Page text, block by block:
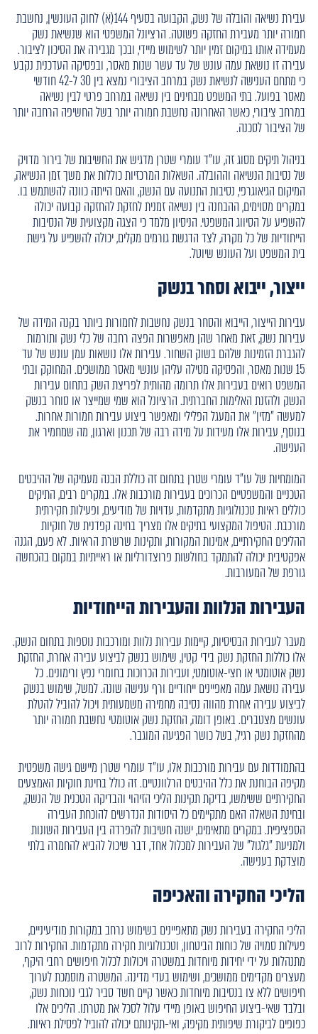
עבירת נשיאה והובלה של נשק, הקבועה בסעיף 144(א) לחוק העונשין, נחשבת
חמורה יותר מעבירת החזקה פשוטה. הרציונל המשפטי הוא שנשיאת נשק
מעמידה אותו במיקום זמין יותר לשימוש מיידי, ובכך מגבירה את הסיכון לציבור.
עבירה זו נושאת עמה עונש של עד עשר שנות מאסר, ובפסיקה העדכנית נקבע
כי מתחם הענישה לנשיאת נשק במרחב הציבורי נמצא בין 30 ל-42 חודשי
מאסר בפועל. בתי המשפט מבחינים בין נשיאה במרחב פרטי לבין נשיאה
במרחב ציבורי, כאשר האחרונה נחשבת חמורה יותר בשל החשיפה הרחבה יותר
של הציבור לסכנה.
בניהול תיקים מסוג זה, עו"ד עומרי שטרן מדגיש את החשיבות של בירור מדויק
של נסיבות הנשיאה וההובלה. השאלות המרכזיות כוללות את משך זמן הנשיאה,
המיקום הגיאוגרפי, נסיבות התנועה עם הנשק, והאם הייתה כוונה להשתמש בו.
במקרים מסוימים, ההבחנה בין נשיאה זמנית לחזקת להחזקה קבועה יכולה
להשפיע על הסיווג המשפטי. הניסיון מלמד כי הצגה מקצועית של הנסיבות
הייחודיות של כל מקרה, לצד הדגשת גורמים מקלים, יכולה להשפיע על גישת
בית המשפט ועל העונש שיוטל.
ייצור, ייבוא וסחר בנשק
עבירות הייצור, הייבוא והסחר בנשק נחשבות לחמורות ביותר בקנה המידה של
עבירות נשק, זאת מאחר שהן מאפשרות הפצה רחבה של כלי נשק ותורמות
להגברת הזמינות שלהם בשוק השחור. עבירות אלו נושאות עמן עונש של עד
15 שנות מאסר, והפסיקה מטילה עליהן עונשי מאסר ממושכים. המחוקק ובתי
המשפט רואים בעבירות אלו תרומה מהותית לפריצת השק בתחום עבירות
הנשק ולהזנת האלימות החברתית. הרציונל הוא שמי שמייצר או סוחר בנשק
למעשה "מזין" את המעגל הפלילי ומאפשר ביצוע עבירות חמורות אחרות.
בנוסף, עבירות אלו מעידות על מידה רבה של תכנון וארגון, מה שמחמיר את
הענישה.
המומחיות של עו"ד עומרי שטרן בתחום זה כוללת הבנה מעמיקה של ההיבטים
הטכניים והמשפטיים הכרוכים בעבירות מורכבות אלו. במקרים רבים, התיקים
כוללים ראיות טכנולוגיות מתקדמות, עדויות של מודיעים, ופעילות חקירתית
מורכבת. הטיפול המקצועי בתיקים אלו מצריך בחינה קפדנית של חוקיות
ההליכים החקירתיים, אמינות המקורות, ותקינות שרשרת הראיות. לא פעם, הגנה
אפקטיבית יכולה להתמקד בחולשות פרוצדורליות או ראייתיות במקום בהכחשה
גורפת של המעורבות.
העבירות הנלוות והעבירות הייחודיות
מעבר לעבירות הבסיסיות, קיימות עבירות נלוות ומורכבות נוספות בתחום הנשק.
אלו כוללות החזקת נשק בידי קטין, שימוש בנשק לביצוע עבירה אחרת, החזקת
נשק אוטומטי או חצי-אוטומטי, ועבירות הכרוכות בחומרי נפץ ורימונים. כל
עבירה נושאת עמה מאפיינים ייחודיים ורף ענישה שונה. למשל, שימוש בנשק
לביצוע עבירה אחרת מהווה נסיבה מחמירה משמעותית ויכול להוביל להטלת
עונשים מצטברים. באופן דומה, החזקת נשק אוטומטי נחשבת חמורה יותר
מהחזקת נשק רגיל, בשל כושר הפגיעה המוגבר.
בהתמודדות עם עבירות מורכבות אלו, עו"ד עומרי שטרן מיישם גישה משפטית
מקיפה הבוחנת את כלל ההיבטים הרלוונטיים. זה כולל בחינת חוקיות האמצעים
החקירתיים ששימשו, בדיקת תקינות הליכי הזיהוי והבדיקה הטכנית של הנשק,
ובחינת השאלה האם מתקיימים כל היסודות הנדרשים להוכחת העבירה
הספציפית. במקרים מתאימים, ישנה חשיבות להפרדה בין העבירות השונות
ולמניעת "גלגול" של העבירות למכלול אחד, דבר שיכול להביא להחמרה בלתי
מוצדקת בענישה.
הליכי החקירה והאכיפה
הליכי החקירה בעבירות נשק מתאפיינים בשימוש נרחב במקורות מודיעיניים,
פעילות סמויה של כוחות הביטחון, וטכנולוגיות חקירה מתקדמות. החקירות לרוב
מתנהלות על ידי יחידות מיוחדות במשטרה ויכולות לכלול חיפושים רחבי היקף,
מעצרים מקדימים ממושכים, ושימוש בעדי מדינה. המשטרה מוסמכת לערוך
חיפושים ללא צו בנסיבות מיוחדות כאשר קיים חשד סביר לגבי נוכחות נשק,
ובלבד שאי-ביצוע החיפוש באופן מיידי עלול לסכל את מטרתו. הליכים אלו
כפופים לביקורת שיפותית מקיפה, ואי-תקינותם יכולה להוביל לפסילת ראיות.